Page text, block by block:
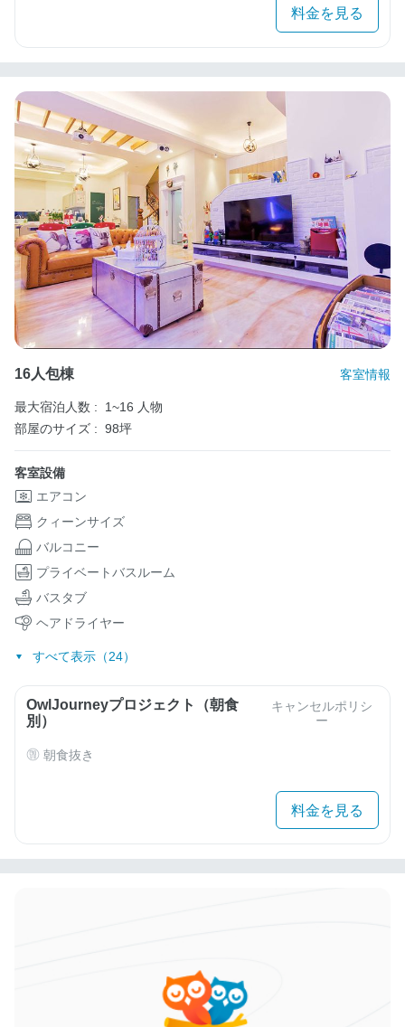
料金を見る
16人包棟 客室情報
最大宿泊人数 :
1~16 人物
部屋のサイズ : 98坪
客室設備
エアコン
クィーンサイズ
バルコニー
プライベートバスルーム
バスタブ
ヘアドライヤー
すべて表示（24）
OwlJourneyプロジェクト（朝食
別）
キャンセルポリシ
ー
朝食抜き
料金を見る